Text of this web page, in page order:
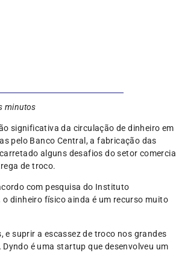
minutos
significativa da circulação de dinheiro em
pelo Banco Central, a fabricação das
alguns desafios do setor comercial
de troco.
com pesquisa do Instituto
dinheiro físico ainda é um recurso muito
suprir a escassez de troco nos grandes
é uma startup que desenvolveu um